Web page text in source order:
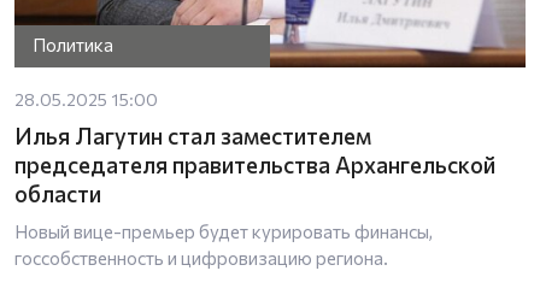
Политика
28.05.2025 15:00
Илья Лагутин стал заместителем
председателя правительства Архангельской
области
Новый вице-премьер будет курировать финансы,
госсобственность и цифровизацию региона.